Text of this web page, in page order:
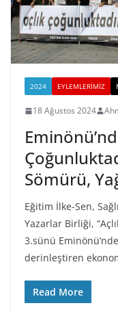
2024 EYLEMLERIMIZ
18 Ağustos 2024
Sömürü,
Eğitim İlke-Sen,
Yazarlar Birliği,
3.sünü
derinleştiren
Read More